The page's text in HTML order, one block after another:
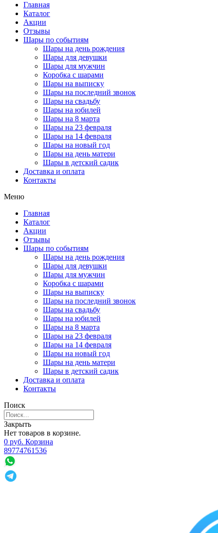
Главная
Каталог
Акции
Отзывы
Шары по событиям
Шары на день рождения
Шары для девушки
Шары для мужчин
Коробка с шарами
Шары на выписку
Шары на последний звонок
Шары на свадьбу
Шары на юбилей
Шары на 8 марта
Шары на 23 февраля
Шары на 14 февраля
Шары на новый год
Шары на день матери
Шары в детский садик
Доставка и оплата
Контакты
Меню
Главная
Каталог
Акции
Отзывы
Шары по событиям
Шары на день рождения
Шары для девушки
Шары для мужчин
Коробка с шарами
Шары на выписку
Шары на последний звонок
Шары на свадьбу
Шары на юбилей
Шары на 8 марта
Шары на 23 февраля
Шары на 14 февраля
Шары на новый год
Шары на день матери
Шары в детский садик
Доставка и оплата
Контакты
Поиск
Закрыть
Нет товаров в корзине.
0 руб. Корзина
89774761536